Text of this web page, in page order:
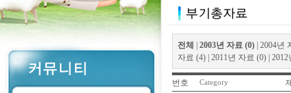
전체 2003년 자료 (0)| 2004년
자료 (4)| 2011년 자료 (0)| 2012
번호 Category